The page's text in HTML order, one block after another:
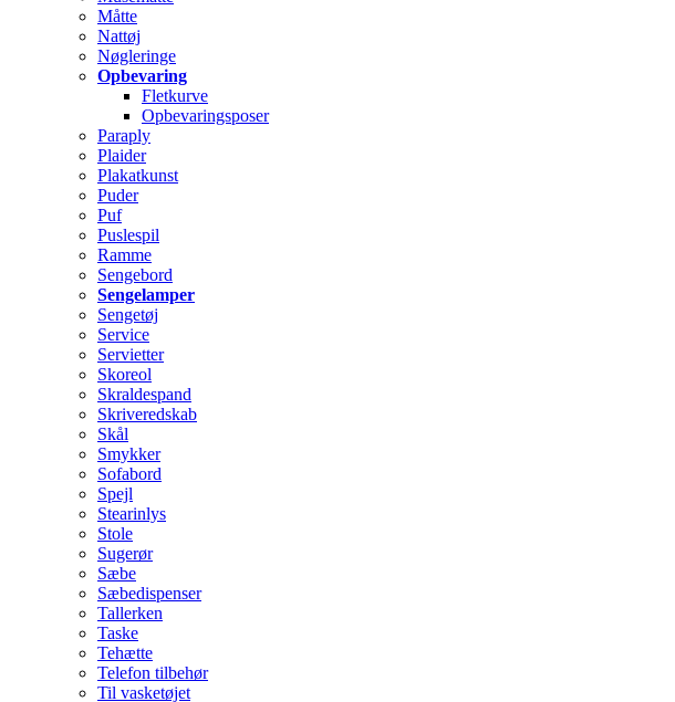
Måtte
Nattøj
Nøgleringe
Opbevaring
Fletkurve
Opbevaringsposer
Paraply
Plaider
Plakatkunst
Puder
Puf
Puslespil
Ramme
Sengebord
Sengelamper
Sengetøj
Service
Servietter
Skoreol
Skraldespand
Skriveredskab
Skål
Smykker
Sofabord
Spejl
Stearinlys
Stole
Sugerør
Sæbe
Sæbedispenser
Tallerken
Taske
Tehætte
Telefon tilbehør
Til vasketøjet